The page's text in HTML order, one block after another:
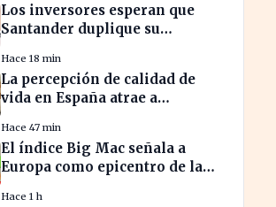
Los inversores esperan que
Santander duplique su
GVC Gaesco
Hace 18 min
La percepción de calidad de
vida en España atrae a
más altos
Hace 47 min
El índice Big Mac señala a
Europa como epicentro de la
Hace 1 h